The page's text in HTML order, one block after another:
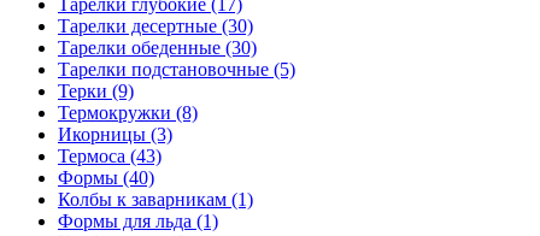
Тарелки десертные (30)
Тарелки обеденные (30)
Тарелки подстановочные (5)
Терки (9)
Термокружки (8)
Икорницы (3)
Термоса (43)
Формы (40)
Колбы к заварникам (1)
Формы для льда (1)